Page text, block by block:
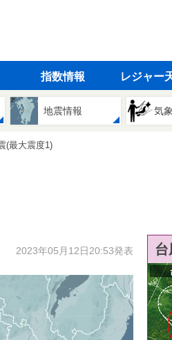
指数情報 レジャー
地震情報 気
(最大震度1)
2023年05月12日20:53発表